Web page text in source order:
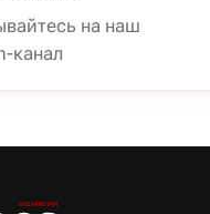
на наш
канал